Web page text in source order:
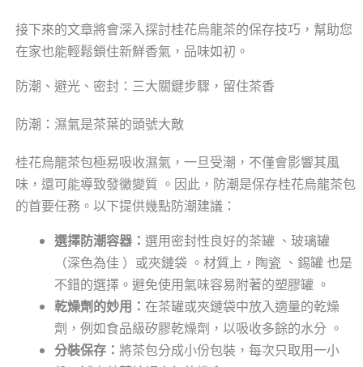
接下來的文章將會深入探討桂花烏龍茶的保存技巧，幫助您
在家也能輕鬆鎖住新鮮香氣，品味如初。
防潮、避光、密封：三大關鍵步驟，留住茶香
防潮：濕氣是茶葉的頭號大敵
桂花烏龍茶包極易吸收濕氣，一旦受潮，不僅會影響其風
味，還可能導致發黴變質 。因此，防潮是保存桂花烏龍茶包
的首要任務。以下提供幾點防潮建議：
選擇防潮容器： 選用密封性良好的茶罐 、玻璃罐
（深色為佳 ）或夾鏈袋 。材質上，陶瓷 、錫罐 也是
不錯的選擇。避免使用氣味容易附著的塑膠罐 。
乾燥劑的妙用： 在茶罐或夾鏈袋中放入適量的乾燥
劑，例如食品級矽膠乾燥劑，以吸收多餘的水分 。
分裝保存： 將茶包分成小份包裝，每次只取用一小